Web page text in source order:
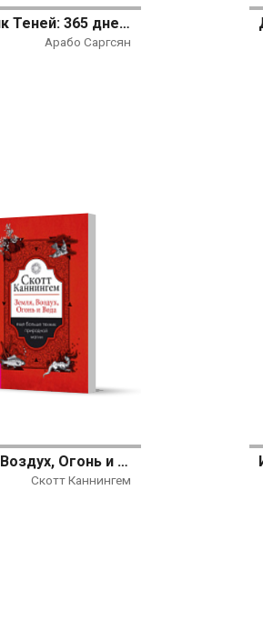
Дневник Теней: 365 дней творческой магии! Бумажные заклинания и ритуалы за 5 минут
Арабо Саргсян
Земля, Воздух, Огонь и Вода: еще больше техник природной магии
Скотт Каннингем